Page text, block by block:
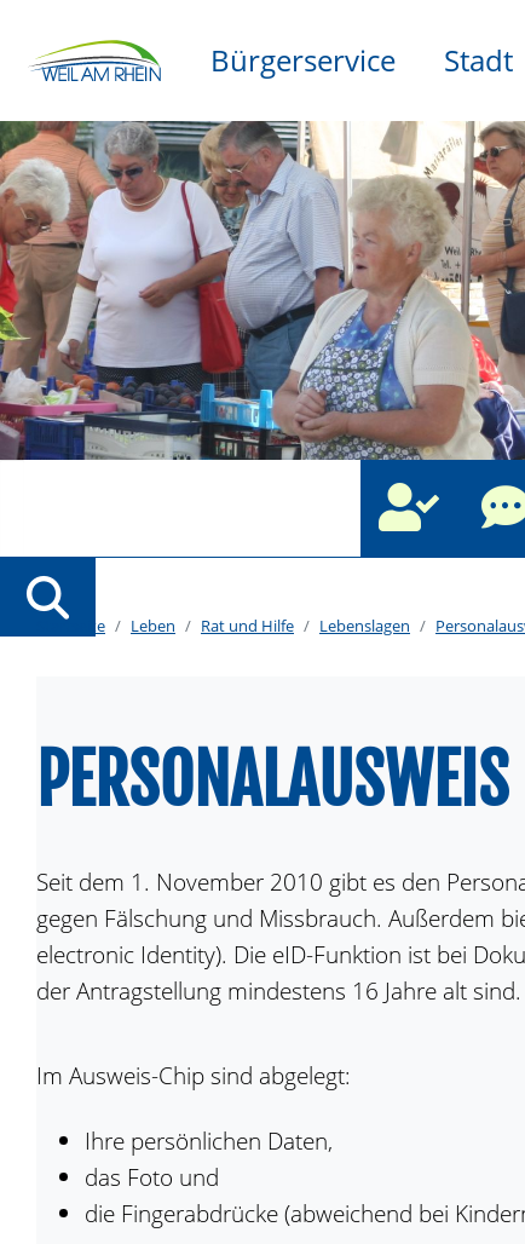
Bürgerservice Stadt
Startseite Leben Rat und Hilfe Lebenslagen
PERSONALAUSWEIS
Seit dem 1. November 2010 gibt es den
gegen Fälschung und Missbrauch. Außerdem
electronic Identity). Die eID-Funktion ist bei
der Antragstellung mindestens 16 Jahre alt sind.
Im Ausweis-Chip sind abgelegt:
Ihre persönlichen Daten,
das Foto und
die Fingerabdrücke (abweichend bei